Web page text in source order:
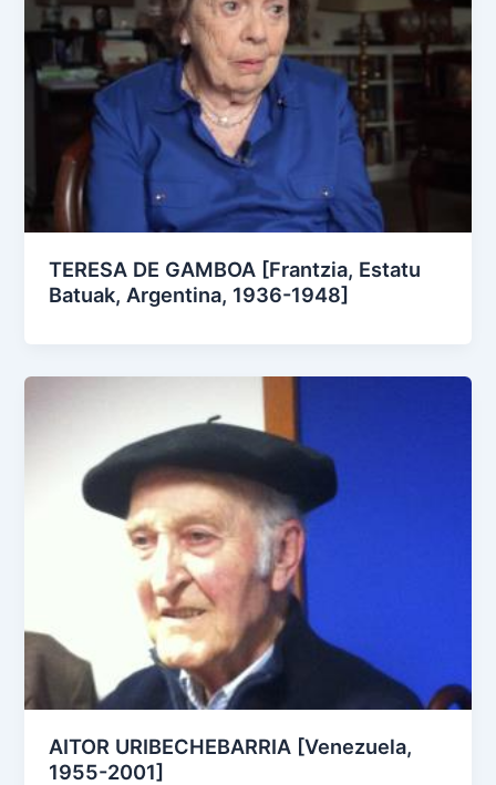
TERESA DE GAMBOA [Frantzia, Estatu
Batuak, Argentina, 1936-1948]
AITOR URIBECHEBARRIA [Venezuela,
1955-2001]